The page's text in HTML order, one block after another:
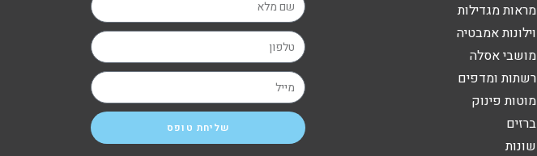
מראות מגדילות
וילונות אמבטיה
מושבי אסלה
רשתות ומדפים
מוטות פינוק
ברזים
שונות
שליחת טופס